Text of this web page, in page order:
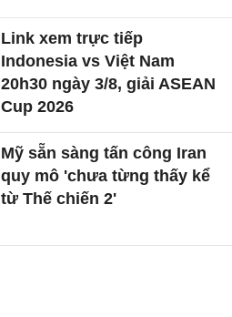
Link xem trực tiếp
Indonesia vs Việt Nam
20h30 ngày 3/8, giải ASEAN
Cup 2026
Mỹ sẵn sàng tấn công Iran
quy mô 'chưa từng thấy kể
từ Thế chiến 2'